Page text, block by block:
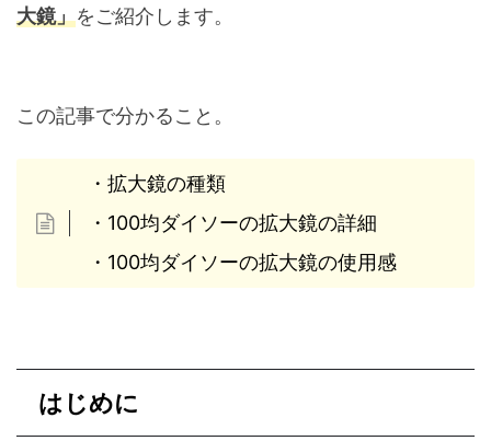
大鏡」をご紹介します。
この記事で分かること。
・拡大鏡の種類
・100均ダイソーの拡大鏡の詳細
・100均ダイソーの拡大鏡の使用感
はじめに